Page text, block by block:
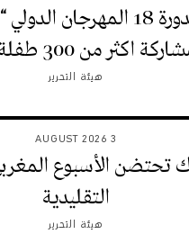
انطلاق الدورة 18
اكثر من 300 طفلة وطفل
هيئة التحرير
3 AUGUST 2026
تحتضن الأسبوع
التقليدية
هيئة التحرير